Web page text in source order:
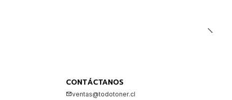
CONTÁCTANOS
ventas@todotoner.cl